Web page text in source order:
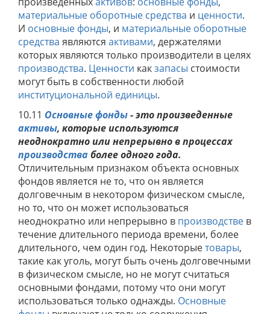
материальные оборотные средства и ценности.
И основные фонды, и материальные оборотные
средства являются активами, держателями
которых являются только производители в целях
производства. Ценности какзапасы стоимости
могут быть в собственности любой
институциональной единицы.
10.11 Основные фонды- это произведенные
активы, которые используются
неоднократно или непрерывно в процессах
производстваболее одного года.
Отличительным признаком объекта основных
фондов является не то, что он является
долговечным в некотором физическом смысле,
но то, что он может использоваться
неоднократно или непрерывно в производстве в
течение длительного периода времени, более
длительного, чем один год. Некоторыетовары,
такие как уголь, могут быть очень долговечными
в физическом смысле, но не могут считаться
основными фондами, потому что они могут
использоваться только однажды. Основные